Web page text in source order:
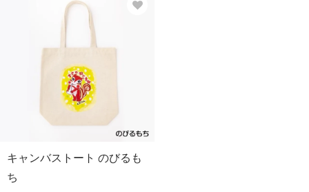
キャンバストート のびるも
ち